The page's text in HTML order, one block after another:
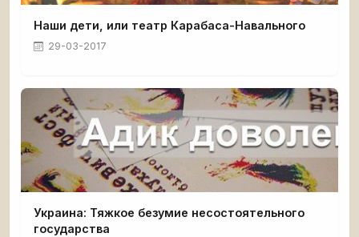
Наши дети, или театр Карабаса-Навального
29-03-2017
Украина: Тяжкое безумие несостоятельного
государства